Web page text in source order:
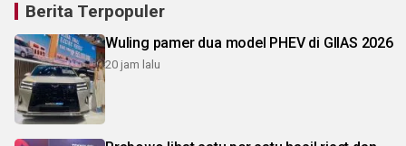
Berita Terpopuler
Wuling pamer dua model PHEV di GIIAS 2026
20 jam lalu